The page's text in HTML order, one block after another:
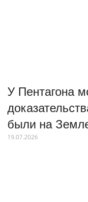
У Пентагона
были на
19.07.2026